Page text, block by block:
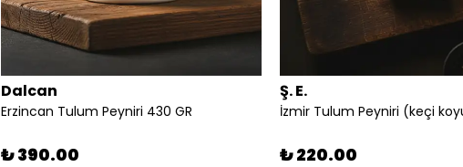
Dalcan
Erzincan Tulum Peyniri 430 GR
₺ 390.00
Ş. E.
₺ 220.00